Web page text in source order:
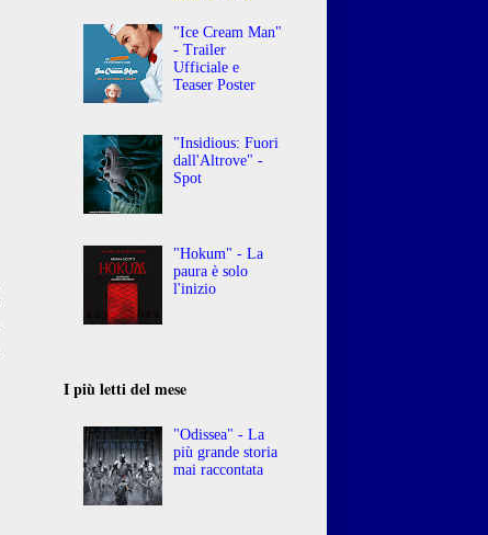
"Ice Cream Man"
- Trailer
Ufficiale e
Teaser Poster
"Insidious: Fuori
dall'Altrove" -
Spot
"Hokum" - La
paura è solo
l'inizio
I più letti del mese
"Odissea" - La
più grande storia
mai raccontata